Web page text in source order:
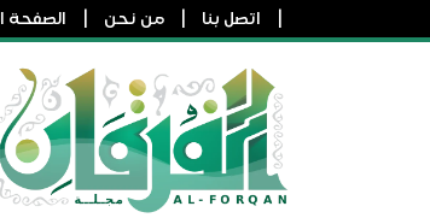
اتصل بنا من نحن الصفحة